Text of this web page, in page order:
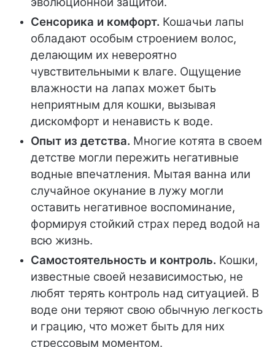
Сенсорика и комфорт. Кошачьи лапы
обладают особым строением волос,
делающим их невероятно
чувствительными к влаге. Ощущение
влажности на лапах может быть
неприятным для кошки, вызывая
дискомфорт и ненависть к воде.
Опыт из детства. Многие котята в своем
детстве могли пережить негативные
водные впечатления. Мытая ванна или
случайное окунание в лужу могли
оставить негативное воспоминание,
формируя стойкий страх перед водой на
всю жизнь.
Самостоятельность и контроль. Кошки,
известные своей независимостью, не
любят терять контроль над ситуацией. В
воде они теряют свою обычную легкость
и грацию, что может быть для них
стрессовым моментом.